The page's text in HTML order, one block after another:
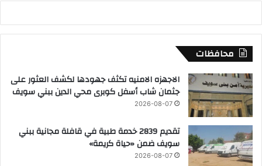
1
7
ل
ج
ن
ة
ب
ل
م
ح
محافظات
الاجهزه الامنيه تكثف جهودها لكشف العثور على
جثمان شاب أسفل كوبرى محي الدين ببني سويف
2026-08-07
تقديم 2839 خدمة طبية في قافلة مجانية ببني
سويف ضمن «حياة كريمة»
2026-08-07